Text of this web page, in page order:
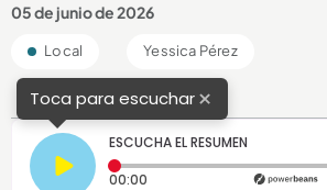
05 de junio de 2026
Local Yessica Pérez
Toca para escuchar×
ESCUCHA EL RESUMEN
00:00 Tiempo transcurrido: 0